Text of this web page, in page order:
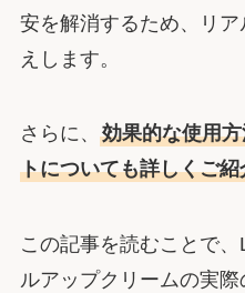
安を解消するため、リ
えします。
さらに、 効果的な使用
トについても詳しくご紹
この記事を読むことで
ルアップクリームの実